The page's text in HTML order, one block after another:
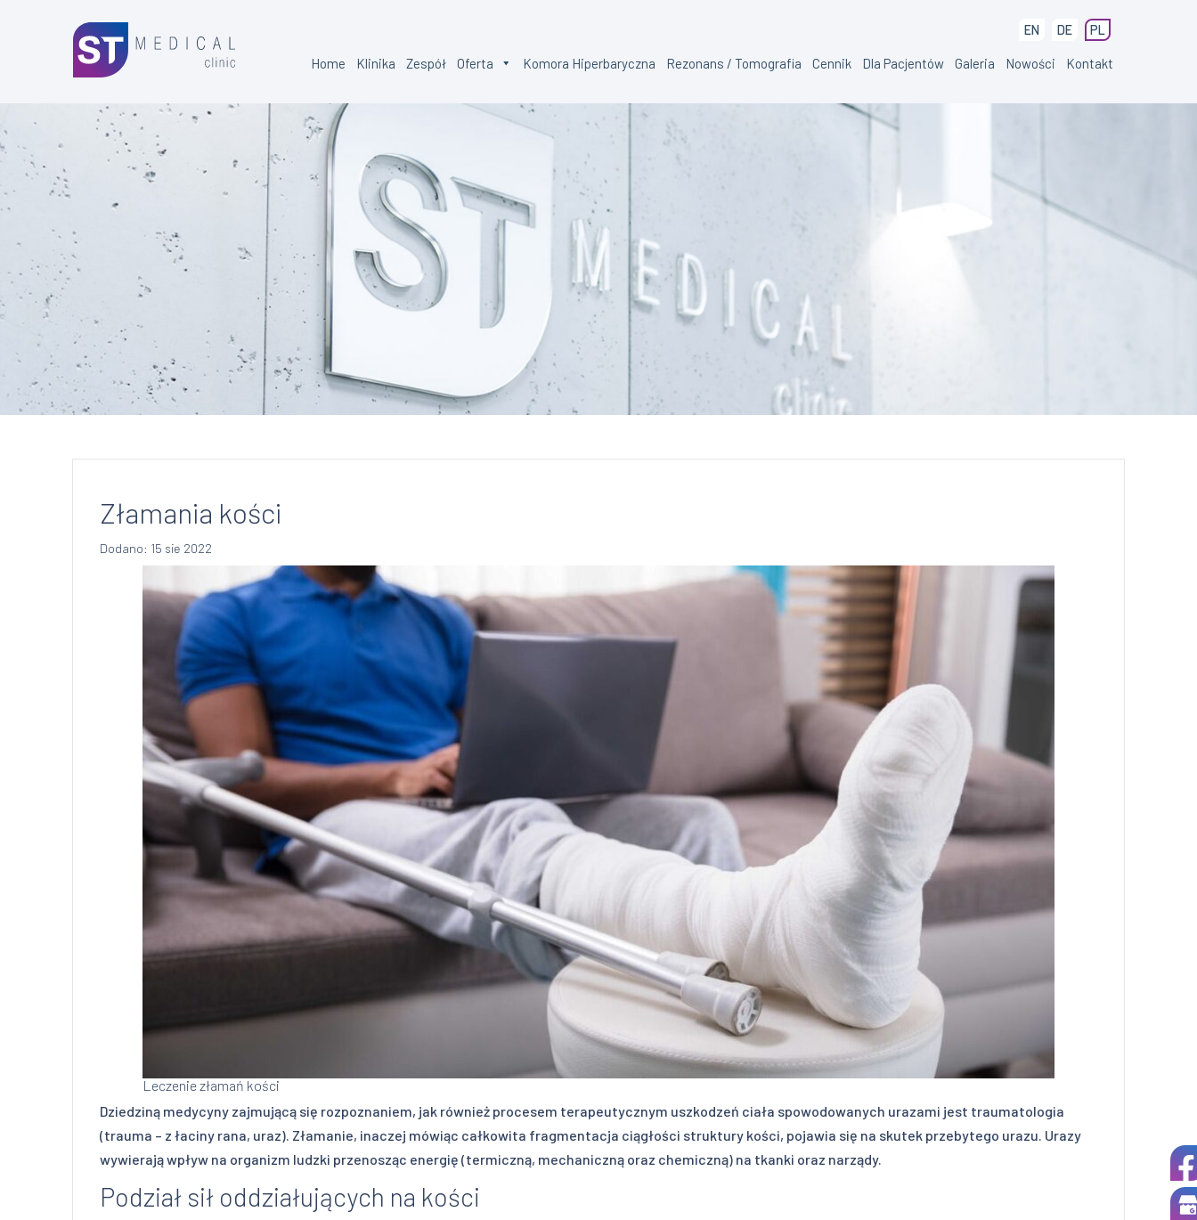
EN DE PL
Home Klinika Zespół Oferta Komora Hiperbaryczna Rezonans / Tomografia Cennik Dla Pacjentów Galeria Nowości Kontakt
Złamania kości
Dodano: 15 sie 2022
Leczenie złamań kości
Dziedziną medycyny zajmującą się rozpoznaniem, jak również procesem terapeutycznym uszkodzeń ciała spowodowanych urazami jest traumatologia
(trauma – z łaciny rana, uraz). Złamanie, inaczej mówiąc całkowita fragmentacja ciągłości struktury kości, pojawia się na skutek przebytego urazu. Urazy
wywierają wpływ na organizm ludzki przenosząc energię (termiczną, mechaniczną oraz chemiczną) na tkanki oraz narządy.
Podział sił oddziałujących na kości